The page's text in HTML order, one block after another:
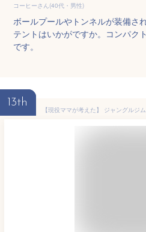
コーヒーさん(40代・男性)
ボールプールやトンネルが装備さ
テントはいかがですか。コンパク
です。
13th